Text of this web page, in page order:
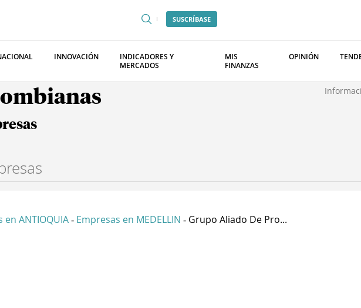
SUSCRÍBASE
INNOVACIÓN
INDICADORES Y
MERCADOS
MIS
FINANZAS
OPINIÓN
en ANTIOQUIA - Empresas en MEDELLIN - Grupo Aliado De Pro...